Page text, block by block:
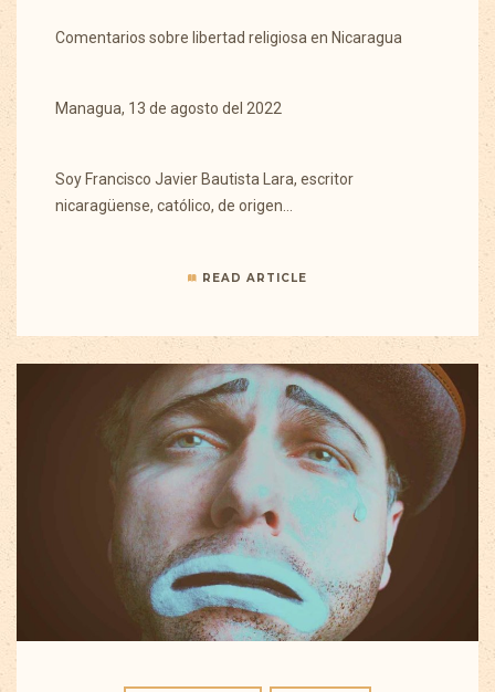
Comentarios sobre libertad religiosa en Nicaragua
Managua, 13 de agosto del 2022
Soy Francisco Javier Bautista Lara, escritor
nicaragüense, católico, de origen…
READ ARTICLE